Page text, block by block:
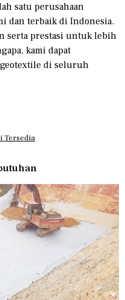
satu perusahaan
dan terbaik di Indonesia.
serta prestasi untuk lebih
kami dapat
di seluruh
Tersedia